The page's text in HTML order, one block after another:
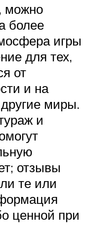
можно
более
игры
для тех,
от
и на
миры.
и
отзывы
те или
ценной при